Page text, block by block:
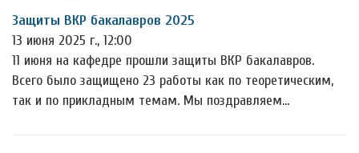
Защиты ВКР бакалавров 2025
13 июня 2025 г., 12:00
11 июня на кафедре прошли защиты ВКР бакалавров.
Всего было защищено 23 работы как по теоретическим,
так и по прикладным темам. Мы поздравляем…